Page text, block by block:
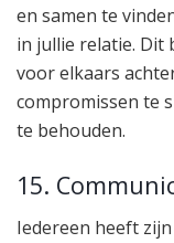
en samen te
in jullie relatie. Dit
voor elkaars
compromissen te
te behouden.
15.
Iedereen heeft